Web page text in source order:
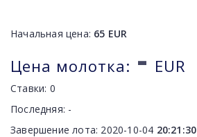
Начальная цена: 65 EUR
Цена молотка: - EUR
Ставки: 0
Последняя: -
Завершение лота: 2020-10-04 20:21:30